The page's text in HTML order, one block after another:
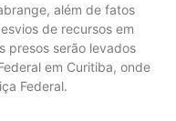
além de fatos
de recursos em
presos serão levados
em Curitiba, onde
Federal.